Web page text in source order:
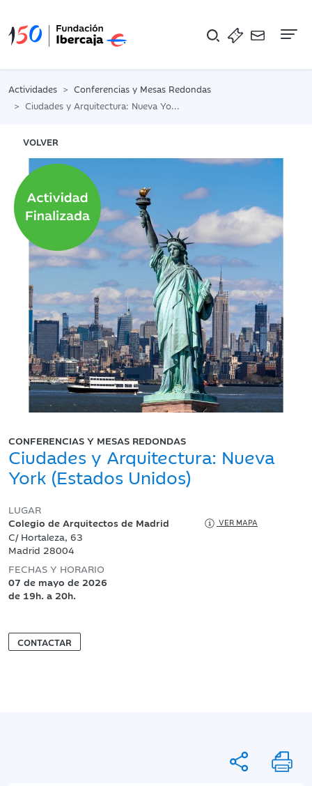
Actividades
Conferencias y Mesas Redondas
Ciudades y Arquitectura: Nueva York (Estados Unidos)
VOLVER
CONFERENCIAS Y MESAS REDONDAS
Ciudades y Arquitectura: Nueva
York (Estados Unidos)
LUGAR
Colegio de Arquitectos de Madrid
VER MAPA
C/ Hortaleza, 63
Madrid 28004
FECHAS Y HORARIO
07 de mayo de 2026
de 19h. a 20h.
CONTACTAR